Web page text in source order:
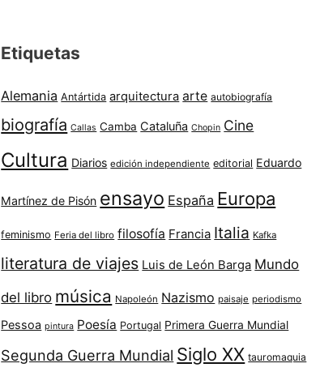
Etiquetas
Alemania Antártida arquitectura arte autobiografía
biografía Callas Camba Cataluña Chopin Cine
Cultura Diarios edición independiente editorial Eduardo
Martínez de Pisón ensayo España Europa
feminismo Feria del libro filosofía Francia Italia Kafka
literatura de viajes Luis de León Barga Mundo
del libro música Napoleón Nazismo paisaje periodismo
Pessoa pintura Poesía Portugal Primera Guerra Mundial
Segunda Guerra Mundial Siglo XX tauromaquia